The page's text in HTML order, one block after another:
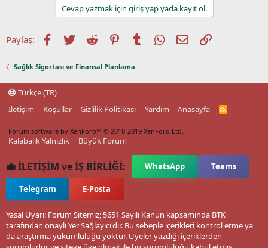
Cevap yazmak için giriş yap yada kayıt ol.
Paylaş: Facebook
TwitterReddit PinterestTumblrWhatsApp
E-postaLink
Sağlık Sigortası ve Finansal Planlama
Türkçe (TR)
İletişim
Koşullar Gizlilik Politikası Yardım Anasayfa
R
Forum software by XenForo™ © 2010-2019 XenForo Ltd.
Kalabalık Yalnızlık Büyük Forum
💼 İLETİŞİM ve İŞ BİRLİĞİ: WhatsApp Teams
Telegram E-Posta
Yasal Uyarı: Forum Sitemiz; 5651 Sayılı Kanun kapsamında BTK
tarafından onaylı Yer Sağlayıcı'dır. Bu sebeple içerikleri kontrol etme ya
da araştırma yükümlülüğü yoktur. Üyeler yazdığı içeriklerden